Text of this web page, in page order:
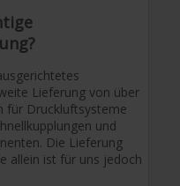
Lieferung von über
für Druckluftsysteme
und
Die Lieferung
allein ist für uns jedoch